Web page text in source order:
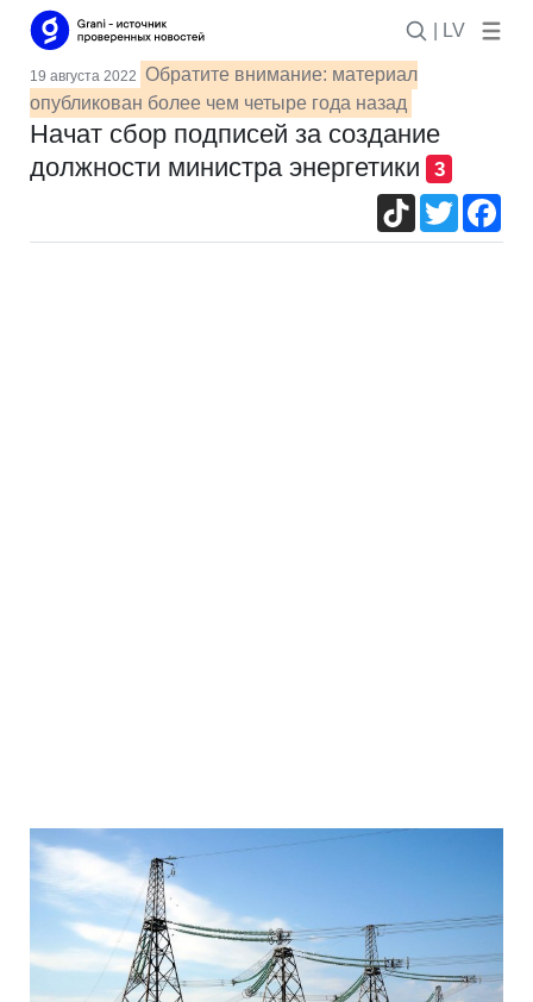
| LV
19 августа 2022 Обратите внимание: материал
опубликован более чем четыре года назад
Начат сбор подписей за создание
должности министра энергетики
3
TikTokTwitter